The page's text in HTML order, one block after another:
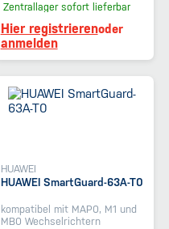
Zentrallager sofort lieferbar
Hier registrierenoder
anmelden
HUAWEI
HUAWEI SmartGuard-63A-T0
kompatibel mit MAP0, M1 und
MB0 Wechselrichtern